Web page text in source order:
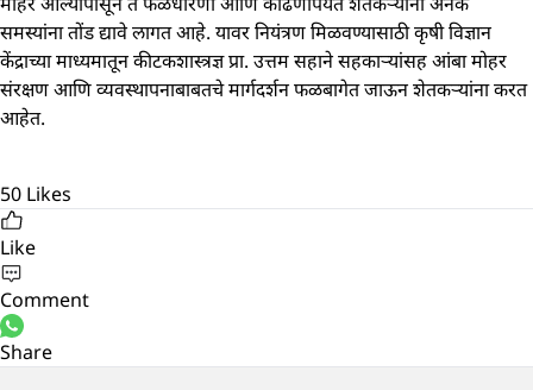
समस्यांना तोंड द्यावे लागत आहे. यावर नियंत्रण मिळवण्यासाठी कृषी विज्ञान
केंद्राच्या माध्यमातून कीटकशास्त्रज्ञ प्रा. उत्तम सहाने सहकाऱ्यांसह आंबा मोहर
संरक्षण आणि व्यवस्थापनाबाबतचे मार्गदर्शन फळबागेत जाऊन शेतकऱ्यांना करत
आहेत.
50 Likes
Like
Comment
Share